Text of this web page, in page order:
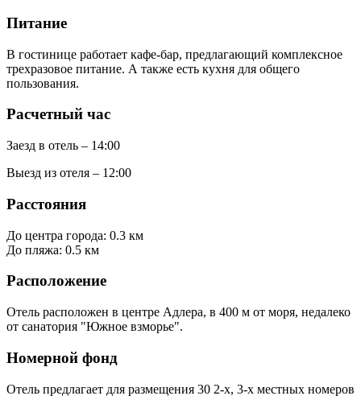
Питание
В гостинице работает кафе-бар, предлагающий комплексное
трехразовое питание. А также есть кухня для общего
пользования.
Расчетный час
Заезд в отель – 14:00
Выезд из отеля – 12:00
Расстояния
До центра города: 0.3 км
До пляжа: 0.5 км
Расположение
Отель расположен в центре Адлера, в 400 м от моря, недалеко
от санатория "Южное взморье".
Номерной фонд
Отель предлагает для размещения 30 2-х, 3-х местных номеров